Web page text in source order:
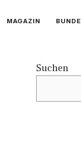
MAGAZIN
Suchen